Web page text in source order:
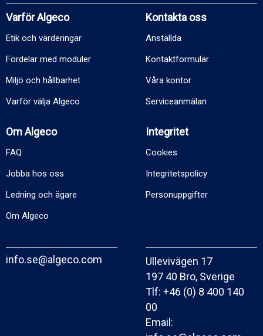
Varför Algeco
Etik och värderingar
Fördelar med moduler
Miljö och hållbarhet
Varför välja Algeco
Kontakta oss
Anställda
Kontaktformulär
Våra kontor
Serviceanmälan
Om Algeco
FAQ
Jobba hos oss
Ledning och ägare
Om Algeco
Integritet
Cookies
Integritetspolicy
Personuppgifter
info.se@algeco.com
Ullevivägen 17
197 40 Bro, Sverige
Tlf: +46 (0) 8 400 140
00
Email: